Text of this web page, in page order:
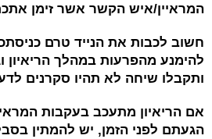
המראיין/איש הקשר אשר זימן
חשוב לכבות את הנייד טרם
להימנע מהפרעות במהלך הריאיון
ותקבלו שיחה לא תהיו סקרנים
אם הריאיון מתעכב בעקבות
הגעתם לפני הזמן, יש להמתין